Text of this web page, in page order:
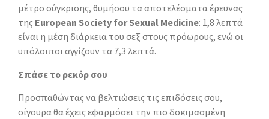
μέτρο σύγκρισης, θυμήσου τα αποτελέσματα έρευνας
της European Society for Sexual Medicine: 1,8 λεπτά
είναι η μέση διάρκεια του σεξ στους πρόωρους, ενώ οι
υπόλοιποι αγγίζουν τα 7,3 λεπτά.
Σπάσε το ρεκόρ σου
Προσπαθώντας να βελτιώσεις τις επιδόσεις σου,
σίγουρα θα έχεις εφαρμόσει την πιο δοκιμασμένη